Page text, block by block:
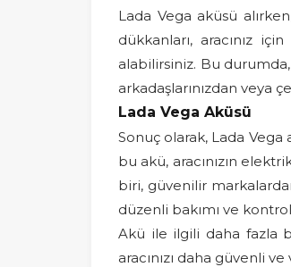
Lada Vega aküsü
dükkanları, aracınız
alabilirsiniz. Bu
arkadaşlarınızdan veya
Lada Vega Aküsü
Sonuç olarak, Lada
bu akü, aracınızın
biri, güvenilir
düzenli bakımı ve
Akü ile ilgili daha fazla
aracınızı daha güvenli